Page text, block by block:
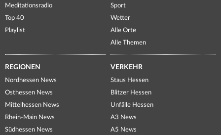
Meditationsradio
Top 40
Playlist
Sport
Wetter
Alle Orte
Alle Themen
REGIONEN
Nordhessen News
Osthessen News
Mittelhessen News
Rhein-Main News
Südhessen News
VERKEHR
Staus Hessen
Blitzer Hessen
Unfälle Hessen
A3 News
A5 News